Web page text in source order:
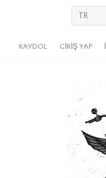
KAYDOL GIRIŞ YAP